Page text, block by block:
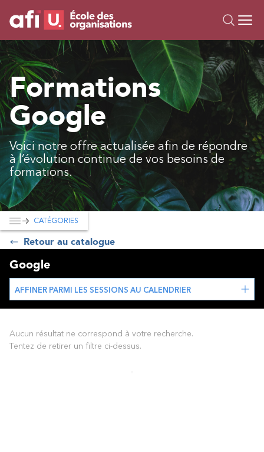
Formations
Campus IA
Sur mesure
À propos
Ressources
Formations
Google
Voici notre offre actualisée afin de répondre
à l’évolution continue de vos besoins de
formations.
Retour au catalogue
CATÉGORIES
Google
AFFINER PARMI LES SESSIONS AU CALENDRIER
Aucun résultat ne correspond à votre recherche.
Tentez de retirer un filtre ci-dessus.